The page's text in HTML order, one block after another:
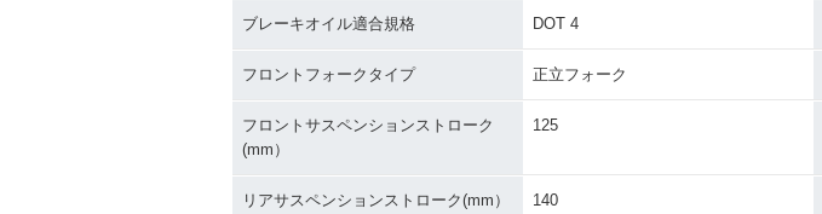
ブレーキオイル適合規格 DOT 4
フロントフォークタイプ 正立フォーク
フロントサスペンションストローク
(mm）
125
リアサスペンションストローク(mm） 140